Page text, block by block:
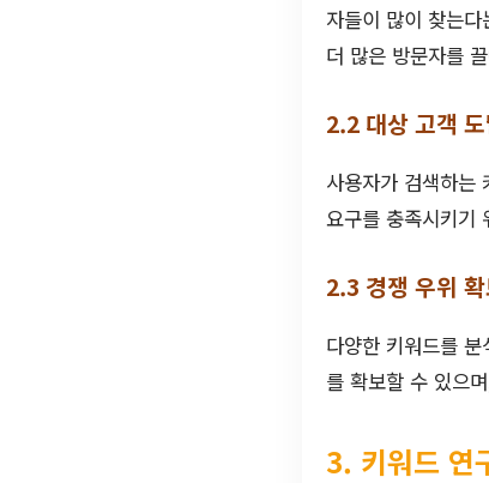
자들이 많이 찾는
더 많은 방문자를
2.2 대상 고객
사용자가 검색하는
요구를 충족시키기
2.3 경쟁 우위
다양한 키워드를
를 확보할 수 있으
3. 키워드 연